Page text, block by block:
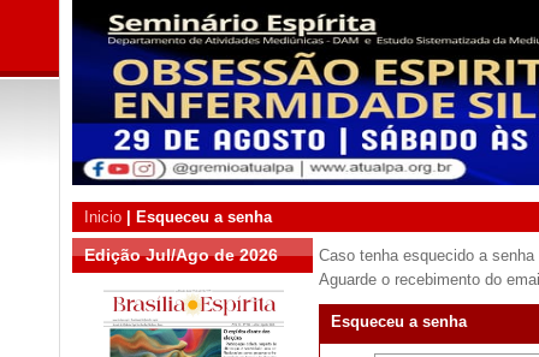
Inicio Esqueceu a senha
Edição Jul/Ago de 2026
Caso tenha esquecido a
Aguarde o recebimento do
Esqueceu a senha